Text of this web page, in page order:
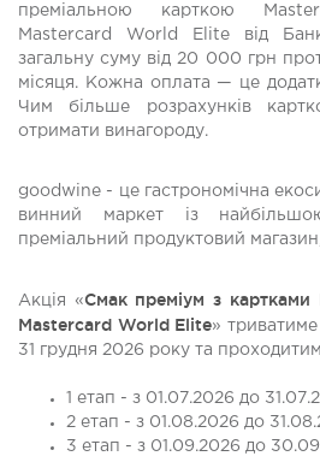
преміальною карткою
Mastercard World Elite від
загальну суму від 20 000 грн
місяця. Кожна оплата — це
Чим більше розрахунків
отримати винагороду.
goodwine - це гастрономічна
винний маркет із
преміальний продуктовий
Акція «Смак преміум з
Mastercard World Elite»
31 грудня 2026 року та
1 етап - з 01.07.2026 до
2 етап - з 01.08.2026 до
3 етап - з 01.09.2026 до